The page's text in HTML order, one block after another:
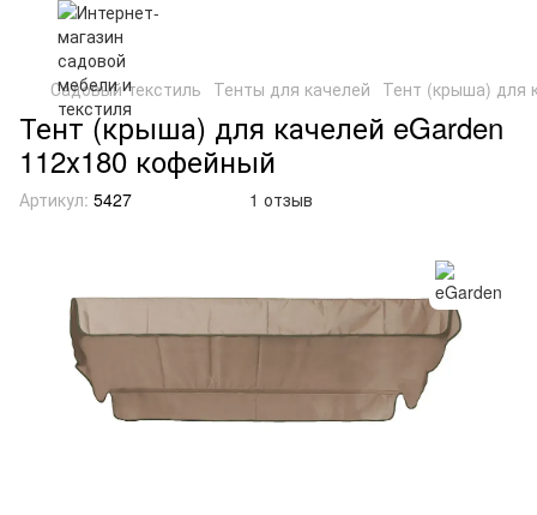
Садовый текстиль Тенты для качелей Тент (крыша) для
Тент (крыша) для качелей eGarden
112х180 кофейный
Артикул: 5427 1 отзыв